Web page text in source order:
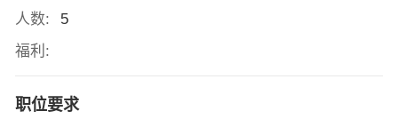
人数:
5
福利:
职位要求